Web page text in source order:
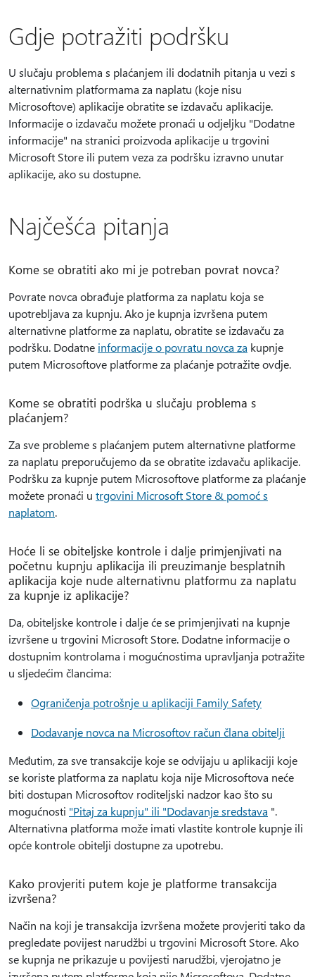
Gdje potražiti podršku
U slučaju problema s plaćanjem ili dodatnih pitanja u vezi s
alternativnim platformama za naplatu (koje nisu
Microsoftove) aplikacije obratite se izdavaču aplikacije.
Informacije o izdavaču možete pronaći u odjeljku "Dodatne
informacije" na stranici proizvoda aplikacije u trgovini
Microsoft Store ili putem veza za podršku izravno unutar
aplikacije, ako su dostupne.
Najčešća pitanja
Kome se obratiti ako mi je potreban povrat novca?
Povrate novca obrađuje platforma za naplatu koja se
upotrebljava za kupnju. Ako je kupnja izvršena putem
alternativne platforme za naplatu, obratite se izdavaču za
podršku. Dodatne informacije o povratu novca za kupnje
putem Microsoftove platforme za plaćanje potražite ovdje.
Kome se obratiti podrška u slučaju problema s
plaćanjem?
Za sve probleme s plaćanjem putem alternativne platforme
za naplatu preporučujemo da se obratite izdavaču aplikacije.
Podršku za kupnje putem Microsoftove platforme za plaćanje
možete pronaći u trgovini Microsoft Store & pomoć s
naplatom.
Hoće li se obiteljske kontrole i dalje primjenjivati na
početnu kupnju aplikacija ili preuzimanje besplatnih
aplikacija koje nude alternativnu platformu za naplatu
za kupnje iz aplikacije?
Da, obiteljske kontrole i dalje će se primjenjivati na kupnje
izvršene u trgovini Microsoft Store. Dodatne informacije o
dostupnim kontrolama i mogućnostima upravljanja potražite
u sljedećim člancima:
Ograničenja potrošnje u aplikaciji Family Safety
Dodavanje novca na Microsoftov račun člana obitelji
Međutim, za sve transakcije koje se odvijaju u aplikaciji koje
se koriste platforma za naplatu koja nije Microsoftova neće
biti dostupan Microsoftov roditeljski nadzor kao što su
mogućnosti "Pitaj za kupnju" ili "Dodavanje sredstava ".
Alternativna platforma može imati vlastite kontrole kupnje ili
opće kontrole obitelji dostupne za upotrebu.
Kako provjeriti putem koje je platforme transakcija
izvršena?
Način na koji je transakcija izvršena možete provjeriti tako da
pregledate povijest narudžbi u trgovini Microsoft Store. Ako
se kupnja ne prikazuje u povijesti narudžbi, vjerojatno je